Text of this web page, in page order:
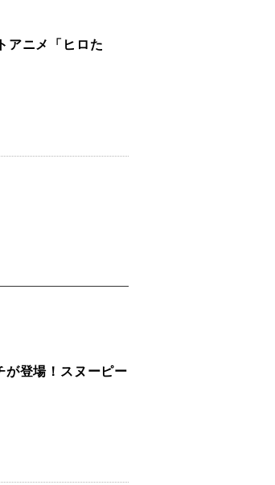
アニメ「ヒロた
が登場！スヌーピー